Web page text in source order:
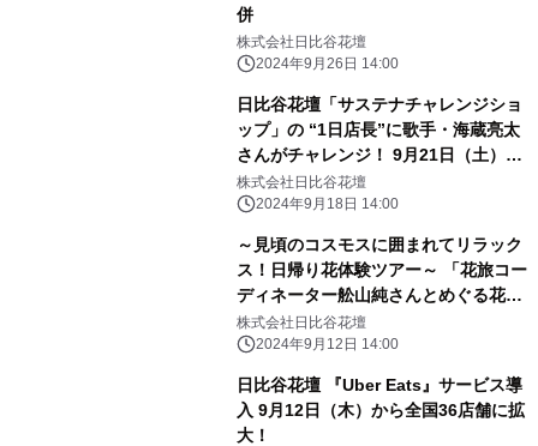
併
株式会社日比谷花壇
2024年9月26日 14:00
日比谷花壇「サステナチャレンジショ
ップ」の “1日店長”に歌手・海蔵亮太
さんがチャレンジ！ 9月21日（土）
Hibiya-Kadan Style 渋谷ヒカリエ
ShinQs店内
株式会社日比谷花壇
2024年9月18日 14:00
～見頃のコスモスに囲まれてリラック
ス！日帰り花体験ツアー～ 「花旅コー
ディネーター舩山純さんとめぐる花散
歩」 千葉・あけぼの山農業公園で10
月18日（金）開催
株式会社日比谷花壇
2024年9月12日 14:00
日比谷花壇 『Uber Eats』サービス導
入 9月12日（木）から全国36店舗に拡
大！